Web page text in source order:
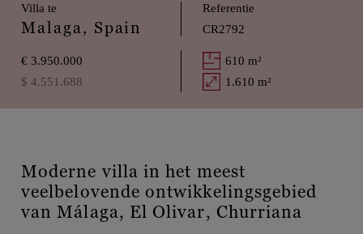
Villa te
Malaga, Spain
Referentie
CR2792
€ 3.950.000
$ 4.551.688
610 m²
1.610 m²
Moderne villa in het meest
veelbelovende ontwikkelingsgebied
van Málaga, El Olivar, Churriana